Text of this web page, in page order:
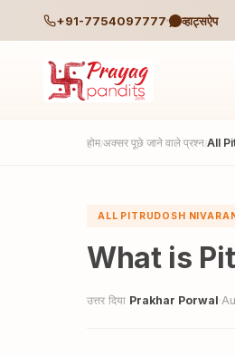
+91-7754097777 व्हाट्सऐप
होम/अक्सर पूछे जाने वाले प्रश्न/All
ALL PITRUDOSH
What is
उत्तर दिया Prakhar Porwal·